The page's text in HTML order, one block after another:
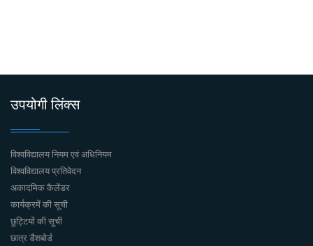
उपयोगी लिंक्स
विश्वविद्यालय नियम एवं अधिनियम
विश्वविद्यालय प्रतिवेदन
अकादमिक कैलेंडर
कार्यक्रमें की सूची
छुट्टियों की सूची
छात्र डैशबोर्ड